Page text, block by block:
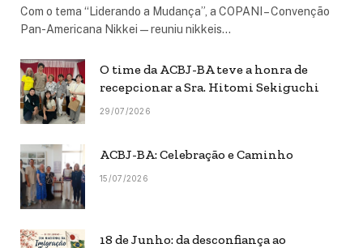
Com o tema “Liderando a Mudança”, a COPANI – Convenção
Pan-Americana Nikkei — reuniu nikkeis…
O time da ACBJ-BA teve a honra de
recepcionar a Sra. Hitomi Sekiguchi
29/07/2026
ACBJ-BA: Celebração e Caminho
15/07/2026
18 de Junho: da desconfiança ao